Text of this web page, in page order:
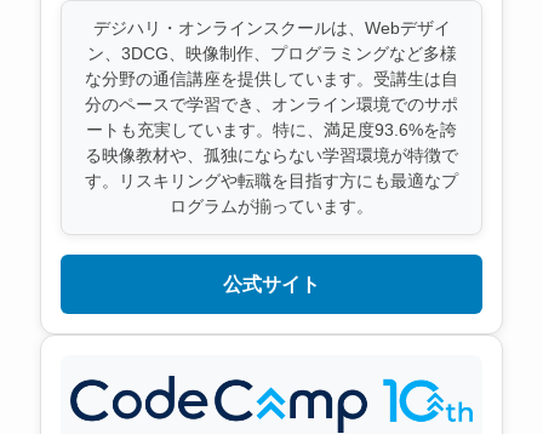
デジハリ・オンラインスクールは、Webデザイ
ン、3DCG、映像制作、プログラミングなど多様
な分野の通信講座を提供しています。受講生は自
分のペースで学習でき、オンライン環境でのサポ
ートも充実しています。特に、満足度93.6%を誇
る映像教材や、孤独にならない学習環境が特徴で
す。リスキリングや転職を目指す方にも最適なプ
ログラムが揃っています。
公式サイト